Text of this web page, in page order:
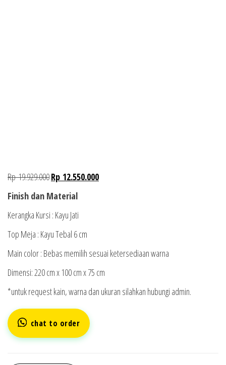
Rp19.929.000Rp 12.550.000
Finish dan Material
Kerangka Kursi : Kayu Jati
Top Meja : Kayu Tebal 6 cm
Main color : Bebas memilih sesuai ketersediaan warna
Dimensi: 220cm x 100cm x75 cm
*untuk request kain, warna dan ukuran silahkan hubungi admin.
chat to order